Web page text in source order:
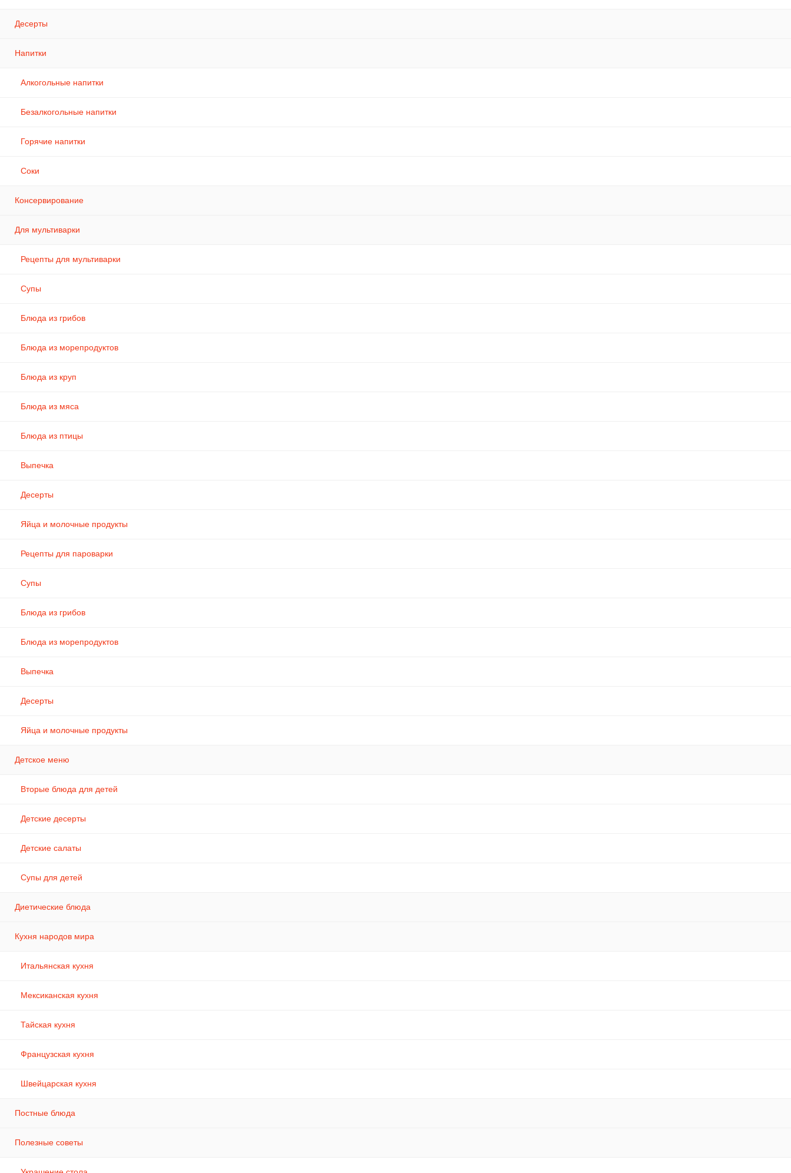
Десерты
Напитки
Алкогольные напитки
Безалкогольные напитки
Горячие напитки
Соки
Консервирование
Для мультиварки
Рецепты для мультиварки
Супы
Блюда из грибов
Блюда из морепродуктов
Блюда из круп
Блюда из мяса
Блюда из птицы
Выпечка
Десерты
Яйца и молочные продукты
Рецепты для пароварки
Супы
Блюда из грибов
Блюда из морепродуктов
Выпечка
Десерты
Яйца и молочные продукты
Детское меню
Вторые блюда для детей
Детские десерты
Детские салаты
Супы для детей
Диетические блюда
Кухня народов мира
Итальянская кухня
Мексиканская кухня
Тайская кухня
Французская кухня
Швейцарская кухня
Постные блюда
Полезные советы